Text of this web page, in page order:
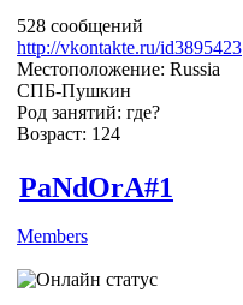
528 сообщений
http://vkontakte.ru/id3895423
Местоположение: Russia
СПБ-Пушкин
Род занятий: где?
Возраст: 124
PaNdOrA#1
Members